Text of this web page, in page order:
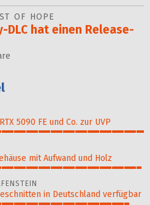
OF HOPE
DLC hat einen Release-
5090 FE und Co. zur UVP
mit Aufwand und Holz
in Deutschland verfügbar